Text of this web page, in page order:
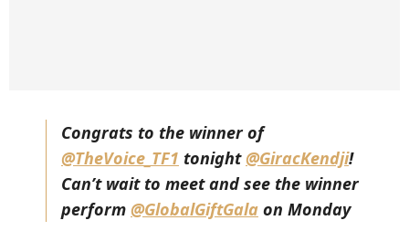
Congrats to the winner of
@TheVoice_TF1 tonight@GiracKendji!
Can’t wait to meet and see the winner
perform @GlobalGiftGala on Monday